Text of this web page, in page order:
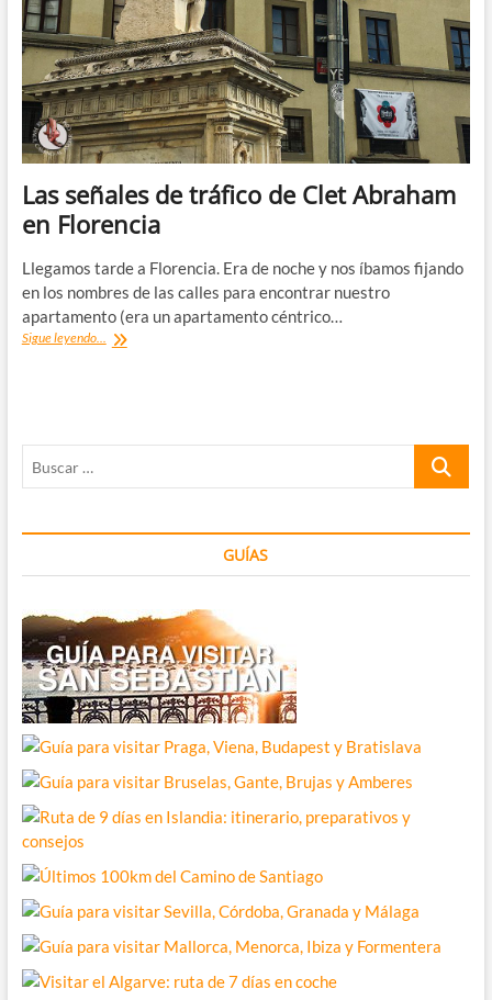
Las señales de tráfico de Clet Abraham
en Florencia
Llegamos tarde a Florencia. Era de noche y nos íbamos fijando
en los nombres de las calles para encontrar nuestro
apartamento (era un apartamento céntrico…
Sigue leyendo... Las
Buscar
GUÍAS